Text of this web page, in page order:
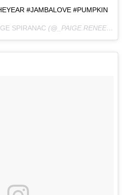
#JAMBALOVE #PUMPKIN
SPIRANAC (@_PAIGE.RENEE) ON